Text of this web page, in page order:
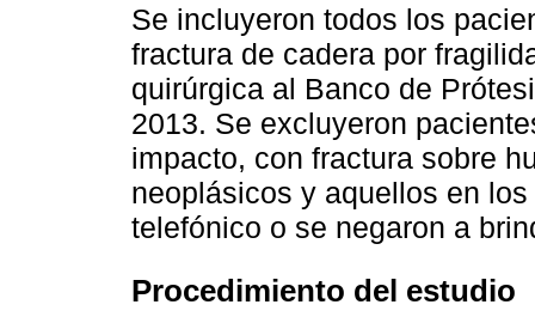
Se incluyeron todos los
fractura de cadera por
quirúrgica al Banco de
2013. Se excluyeron
impacto, con fractura sobre
neoplásicos y aquellos en
telefónico o se negaron a
Procedimiento del estudio